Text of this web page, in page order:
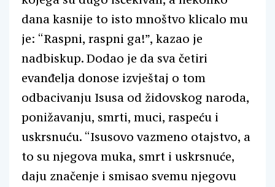
dana kasnije to isto mnoštvo klicalo mu
je: “Raspni, raspni ga!”, kazao je
nadbiskup. Dodao je da sva četiri
evanđelja donose izvještaj o tom
odbacivanju Isusa od židovskog naroda,
ponižavanju, smrti, muci, raspeću i
uskrsnuću. “Isusovo vazmeno otajstvo, a
to su njegova muka, smrt i uskrsnuće,
daju značenje i smisao svemu njegovu